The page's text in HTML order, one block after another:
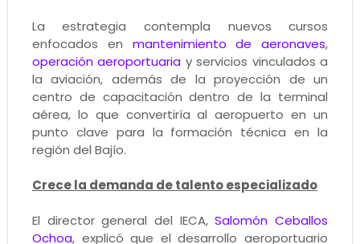
La estrategia contempla nuevos cursos
enfocados en mantenimiento de aeronaves,
operación aeroportuaria y servicios vinculados a
la aviación, además de la proyección de un
centro de capacitación dentro de la terminal
aérea, lo que convertiría al aeropuerto en un
punto clave para la formación técnica en la
región del Bajío.
Crece la demanda de talento especializado
El director general del IECA,Salomón Ceballos
Ochoa, explicó que el desarrollo aeroportuario